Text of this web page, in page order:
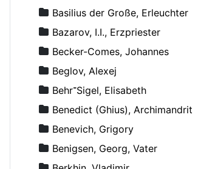
Basilius der Große, Erleuchter
Bazarov, I.I., Erzpriester
Becker-Comes, Johannes
Beglov, Alexej
Behr־Sigel, Elisabeth
Benedict (Ghius), Archimandrit
Benevich, Grigory
Benigsen, Georg, Vater